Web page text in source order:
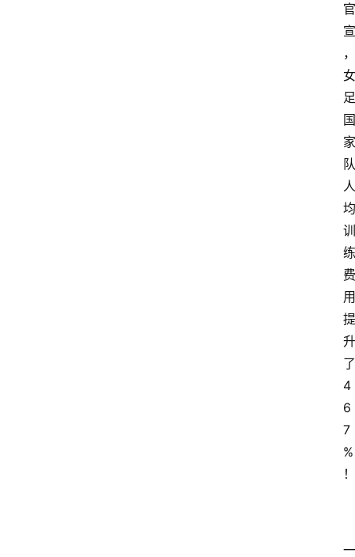
官
宣
，
女
足
国
家
队
人
均
训
练
费
用
提
升
了
4
6
7
%
！
一